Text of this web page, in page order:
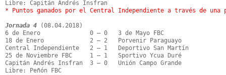
* Puntos ganados por el Central Independiente a través de una
Jornada 4 (08.04.2018)
6 de Enero              0 – 0   3 de Mayo FBC
18 de Enero             2 – 2   Porvenir Paraguayo
Central Independiente   2 – 1   Deportivo San Martín
25 de Noviembre FBC     1 – 1   Sportivo Ycua Duré
Capitán Andrés Insfran  3 – 0   Unión Campo Grande
Libre: Peñón FBC